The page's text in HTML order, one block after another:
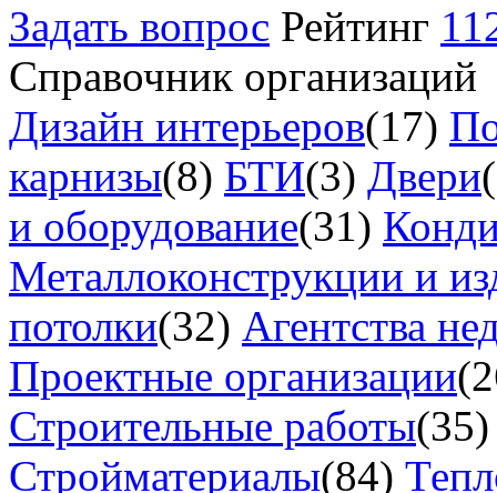
Задать вопрос Рейтинг
Справочник организаций
Дизайн интерьеров(17)
карнизы(8) БТИ(3) Двери
и оборудование(31)
Металлоконструкции и
потолки(32) Агентства
Проектные организации
Строительные работы(35)
Стройматериалы(84)